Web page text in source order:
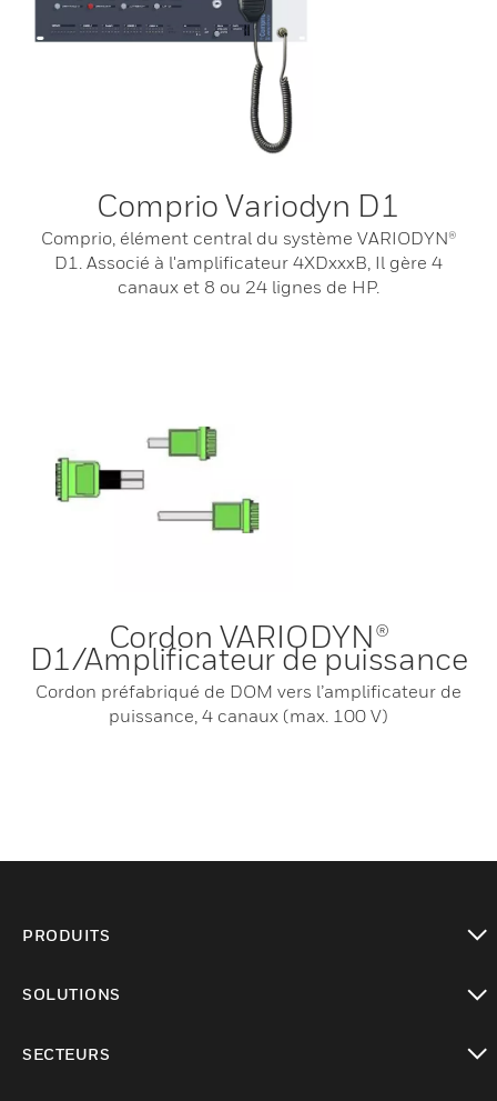
Comprio Variodyn D1
Comprio, élément central du système VARIODYN®
D1. Associé à l'amplificateur 4XDxxxB, Il gère 4
canaux et 8 ou 24 lignes de HP.
Cordon VARIODYN®
D1/Amplificateur de puissance
Cordon préfabriqué de DOM vers l’amplificateur de
puissance, 4 canaux (max. 100 V)
PRODUITS
SOLUTIONS
SECTEURS